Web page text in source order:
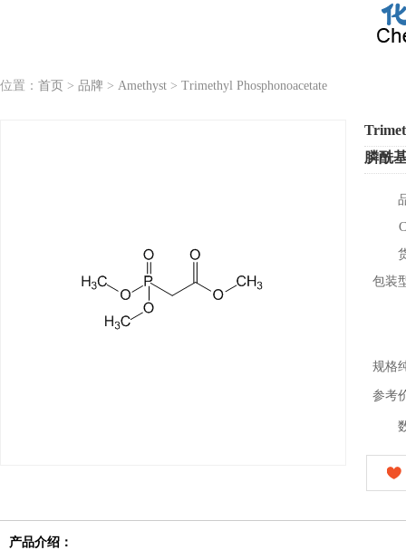
位置： 首页 > 品牌 > Amethyst > Trimethyl Phosphonoacetate
膦酰
包装
规格
参考
产品介绍：